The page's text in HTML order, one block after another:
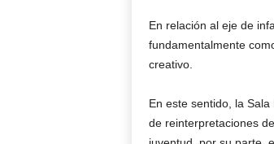
En relación al eje de
fundamentalmente
creativo.
En este sentido, la
de reinterpretaciones